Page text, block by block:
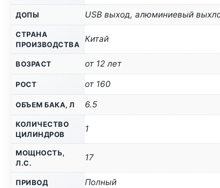
ДОПЫ USB выход, алюминиевый
СТРАНА
ПРОИЗВОДСТВА
Китай
ВОЗРАСТ от 12 лет
РОСТ от 160
ОБЪЕМ БАКА, Л 6.5
КОЛИЧЕСТВО
ЦИЛИНДРОВ
1
МОЩНОСТЬ,
Л.С.
17
ПРИВОД Полный